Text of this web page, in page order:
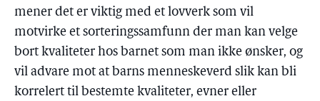
mener det er viktig med et lovverk som vil
motvirke et sorteringssamfunn der man kan velge
bort kvaliteter hos barnet som man ikke ønsker, og
vil advare mot at barns menneskeverd slik kan bli
korrelert til bestemte kvaliteter, evner eller